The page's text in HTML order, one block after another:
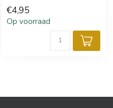
€4,95
Op voorraad